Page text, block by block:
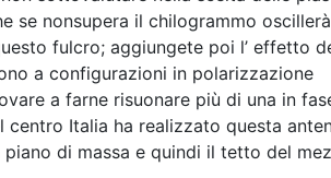
se nonsupera il chilogrammo oscillerà
fulcro; aggiungete poi l’ effetto
a configurazioni in polarizzazione
a farne risuonare più di una in
Italia ha realizzato questa
di massa e quindi il tetto del